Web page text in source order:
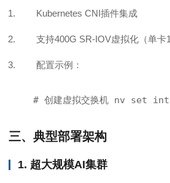
Kubernetes CNI插件集成
支持400G SR-IOV虚拟化（单卡
配置示例：
# 创建虚拟交换机 nv set
三、典型部署架构
1. 超大规模AI集群